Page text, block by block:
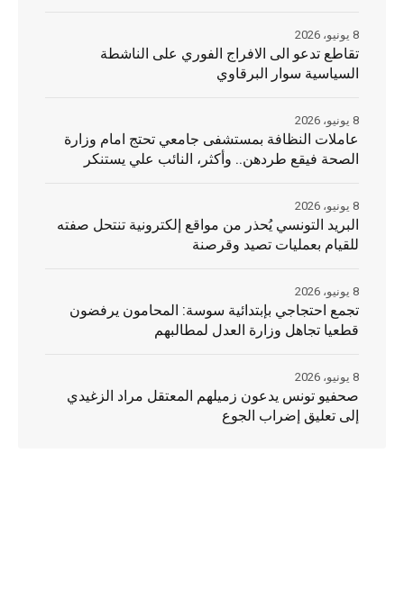
تقاطع تدعو الى الافراج الفوري على الناشطة
السياسية سوار البرقاوي
8 يونيو، 2026
عاملات النظافة بمستشفى جامعي تحتج امام وزارة
الصحة فيقع طردهن.. وأكثر، النائب علي يستنكر
8 يونيو، 2026
البريد التونسي يُحذر من مواقع إلكترونية تنتحل صفته
للقيام بعمليات تصيد وقرصنة
8 يونيو، 2026
تجمع احتجاجي بإبتدائية سوسة: المحامون يرفضون
قطعيا تجاهل وزارة العدل لمطالبهم
8 يونيو، 2026
صحفيو تونس يدعون زميلهم المعتقل مراد الزغيدي
إلى تعليق إضراب الجوع
8 يونيو، 2026